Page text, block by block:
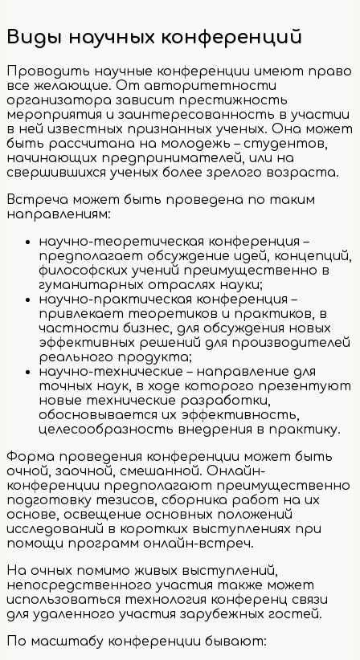
Виды научных конференций
Проводить научные конференции имеют право
все желающие. От авторитетности
организатора зависит престижность
мероприятия и заинтересованность в участии
в ней известных признанных ученых. Она может
быть рассчитана на молодежь – студентов,
начинающих предпринимателей, или на
свершившихся ученых более зрелого возраста.
Встреча может быть проведена по таким
направлениям:
научно-теоретическая конференция –
предполагает обсуждение идей, концепций,
философских учений преимущественно в
гуманитарных отраслях науки;
научно-практическая конференция –
привлекает теоретиков и практиков, в
частности бизнес, для обсуждения новых
эффективных решений для производителей
реального продукта;
научно-технические – направление для
точных наук, в ходе которого презентуют
новые технические разработки,
обосновывается их эффективность,
целесообразность внедрения в практику.
Форма проведения конференции может быть
очной, заочной, смешанной. Онлайн-
конференции предполагают преимущественно
подготовку тезисов, сборника работ на их
основе, освещение основных положений
исследований в коротких выступлениях при
помощи программ онлайн-встреч.
На очных помимо живых выступлений,
непосредственного участия также может
использоваться технология конференц связи
для удаленного участия зарубежных гостей.
По масштабу конференции бывают: